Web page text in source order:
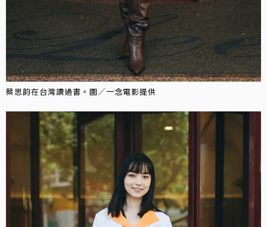
蔡思韵在台灣讀過書。圖／一念電影提供